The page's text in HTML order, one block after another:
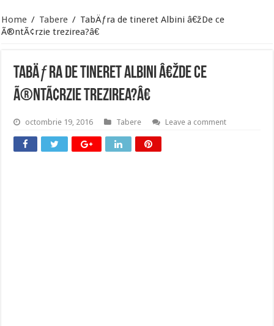
Home / Tabere / TabÄƒra de tineret Albini â€žDe ce
Ã®ntÃ¢rzie trezirea?â€
TabÄƒra de tineret Albini â€žDe ce
Ã®ntÃ¢rzie trezirea?â€
octombrie 19, 2016 Tabere Leave a comment